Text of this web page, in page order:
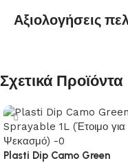
Αξιολογήσεις
Σχετικά Προϊόντα
Plasti Dip Camo Green